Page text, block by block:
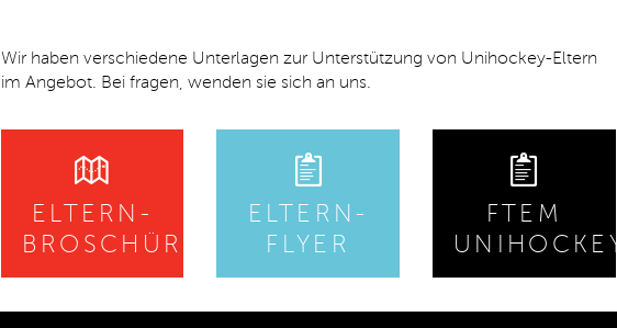
Wir haben verschiedene Unterlagen zur Unterstützung von Unihockey-Eltern
im Angebot. Bei fragen, wenden sie sich an uns.
ELTERN-
BROSCHÜRE
ELTERN-
FLYER
FTEM
UNIHOCKEY